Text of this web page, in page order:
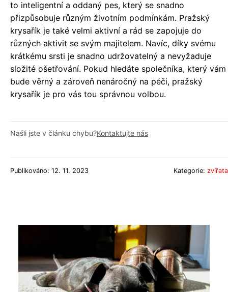
to inteligentní a oddaný pes, který se snadno
přizpůsobuje různým životním podmínkám. Pražský
krysařík je také velmi aktivní a rád se zapojuje do
různých aktivit se svým majitelem. Navíc, díky svému
krátkému srsti je snadno udržovatelný a nevyžaduje
složité ošetřování. Pokud hledáte společníka, který vám
bude věrný a zároveň nenáročný na péči, pražský
krysařík je pro vás tou správnou volbou.
Našli jste v článku chybu?Kontaktujte nás
Publikováno: 12. 11. 2023 Kategorie: zvířata